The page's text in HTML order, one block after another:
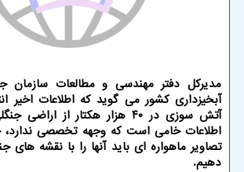
مدیركل دفتر مهندسی و مطالعات سازمان
آبخیزداری كشور می گوید كه اطلاعات اخیر
آتش سوزی در ۴۰ هزار هكتار از
اطلاعات خامی است كه وجهه تخصصی ندارد،
تصاویر ماهواره ای باید آنها را با نقشه های
دهیم.